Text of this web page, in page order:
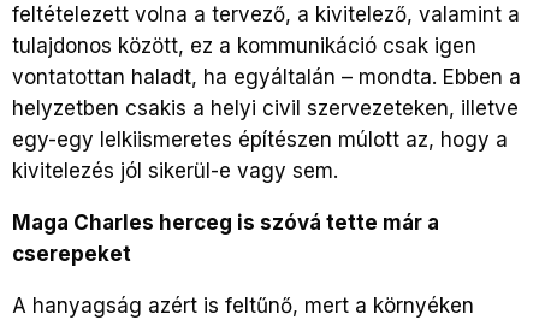
feltételezett volna a tervező, a kivitelező, valamint a
tulajdonos között, ez a kommunikáció csak igen
vontatottan haladt, ha egyáltalán – mondta. Ebben a
helyzetben csakis a helyi civil szervezeteken, illetve
egy-egy lelkiismeretes építészen múlott az, hogy a
kivitelezés jól sikerül-e vagy sem.
Maga Charles herceg is szóvá tette már a
cserepeket
A hanyagság azért is feltűnő, mert a környéken